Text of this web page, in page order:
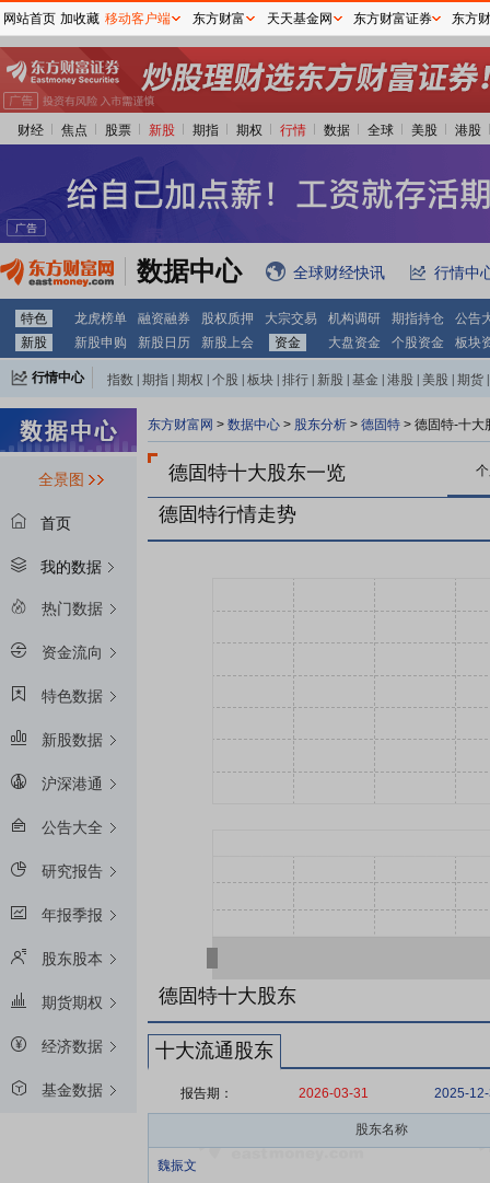
财经 焦点 股票 新股 期指 期权 行情 数据 全球 美股 港股
数据中心 全球财经快讯 行情中
特色 龙虎榜单 融资融券 股权质押 大宗交易 机构调研 期指持仓
公告
新股
新股申购 新股日历 新股上会 资金 大盘资金 个股资金 板块
行情中心 指数 期指 期权 个股 板块 排行 新股 基金 港股 美股 期货
全景图
首页
我的数据
热门数据
资金流向
特色数据
新股数据
沪深港通
公告大全
研究报告
年报季报
股东股本
期货期权
经济数据
基金数据
东方财富网 > 数据中心 > 股东分析 > 德固特 > 德固特-十大
德固特十大股东一览
德固特行情走势
德固特十大股东
十大流通股东
报告期： 2026-03-31 2025-
股东名称
魏振文
网站首页 加收藏 移动客户端 东方财富 天天基金网 东方财富证券 东方